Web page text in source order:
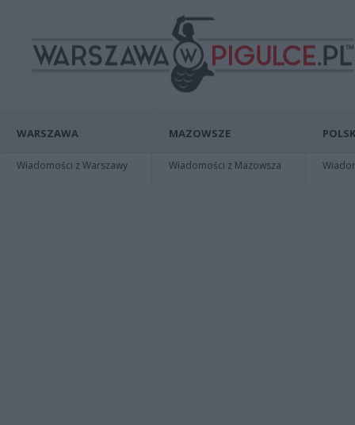
WARSZAWA
Wiadomości z Warszawy
MAZOWSZE
Wiadomości z Mazowsza